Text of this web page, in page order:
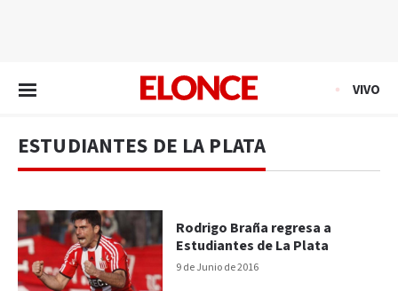
VIVO
ESTUDIANTES DE LA PLATA
9 de Junio de 2016
Rodrigo Braña regresa a
Estudiantes de La Plata